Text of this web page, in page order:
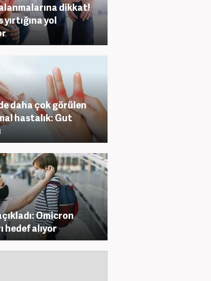
dikkat!
yol
daha çok görülen
hastalık: Gut
Omicron
hedef alıyor